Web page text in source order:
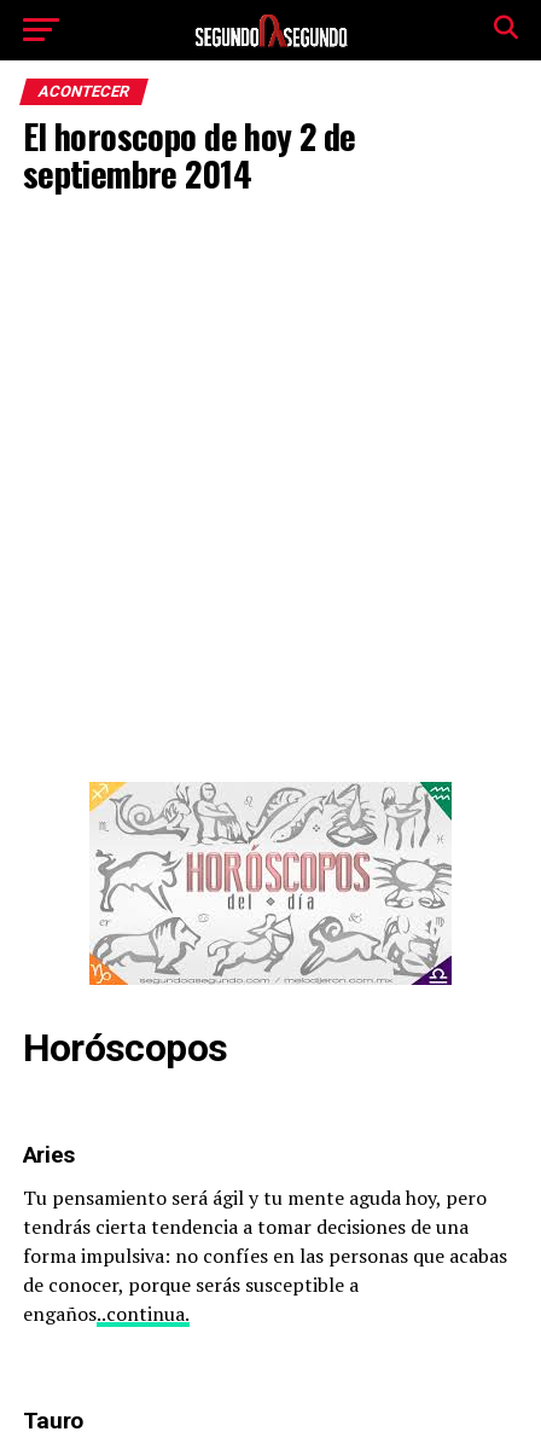
ACONTECER
El horoscopo de hoy 2 de
septiembre 2014
Horóscopos
Aries
Tu pensamiento será ágil y tu mente aguda hoy, pero
tendrás cierta tendencia a tomar decisiones de una
forma impulsiva: no confíes en las personas que acabas
de conocer, porque serás susceptible a
engaños..continua.
Tauro